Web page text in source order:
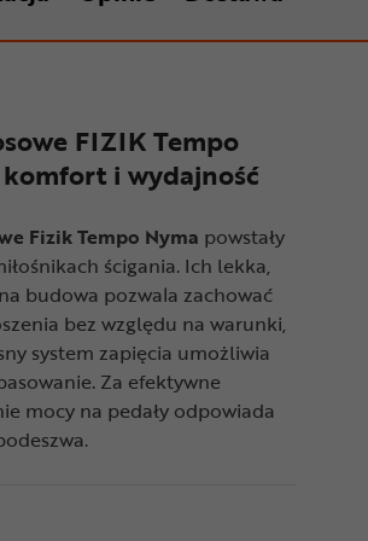
FIZIK Tempo
i wydajność
Fizik Tempo Nyma powstały
ścigania. Ich lekka,
budowa pozwala zachować
bez względu na warunki,
system zapięcia umożliwia
Za efektywne
mocy na pedały odpowiada